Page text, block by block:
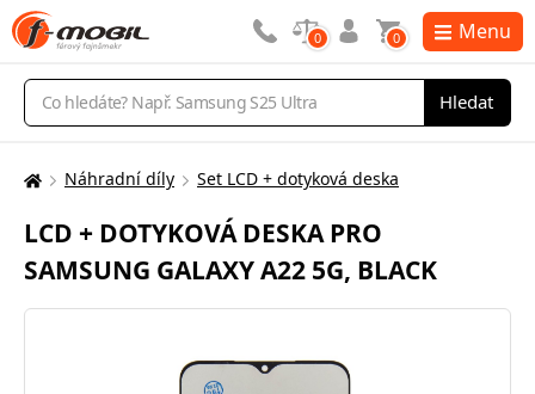
Vyhledávání
Hledat
0 0 Menu
Zde
nacházíte:
Náhradní díly Set LCD + dotyková deska
LCD + DOTYKOVÁ DESKA PRO
SAMSUNG GALAXY A22 5G, BLACK